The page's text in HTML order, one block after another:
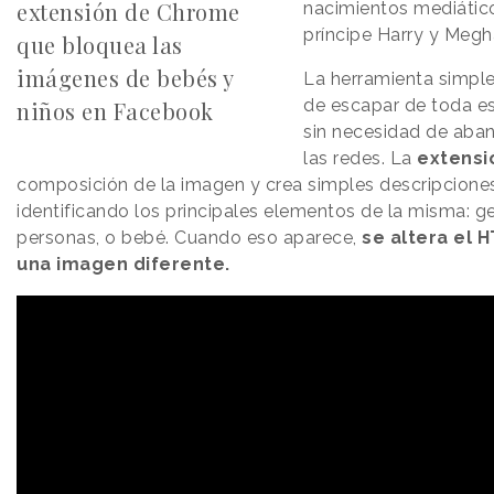
extensión de Chrome
que bloquea las
imágenes de bebés y
niños en Facebook
nacimientos
príncipe Harry y
La herramienta
de escapar de toda
sin necesidad de
las redes. La
composición de la imagen y crea simples
identificando los principales elementos de la misma:
personas, o bebé. Cuando eso aparece, se altera el
una imagen diferente.